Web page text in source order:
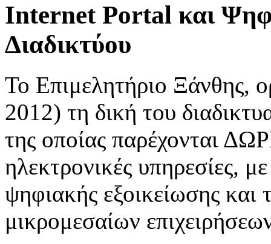
Internet Portal και
Διαδικτύου
Το Επιμελητήριο Ξάνθης,
2012) τη δική του
της οποίας παρέχονται
ηλεκτρονικές υπηρεσίες,
ψηφιακής εξοικείωσης και
μικρομεσαίων